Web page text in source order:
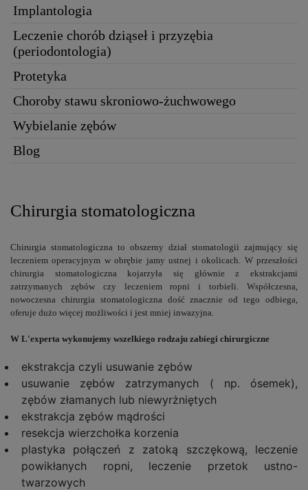
Implantologia
Leczenie chorób dziąseł i przyzębia
(periodontologia)
Protetyka
Choroby stawu skroniowo-żuchwowego
Wybielanie zębów
Blog
Chirurgia stomatologiczna
Chirurgia stomatologiczna to obszerny dział stomatologii zajmujący się
leczeniem operacyjnym w obrębie jamy ustnej i okolicach. W przeszłości
chirurgia stomatologiczna kojarzyła się głównie z ekstrakcjami
zatrzymanych zębów czy leczeniem ropni i torbieli. Współczesna,
nowoczesna chirurgia stomatologiczna dość znacznie od tego odbiega,
oferuje dużo więcej możliwości i jest mniej inwazyjna.
W L'experta wykonujemy wszelkiego rodzaju zabiegi chirurgiczne
ekstrakcja czyli usuwanie zębów
usuwanie zębów zatrzymanych ( np. ósemek),
zębów złamanych lub niewyrżniętych
ekstrakcja zębów mądrości
resekcja wierzchołka korzenia
plastyka połączeń z zatoką szczękową, leczenie
powikłanych ropni, leczenie przetok ustno-
twarzowych